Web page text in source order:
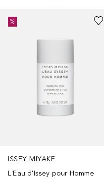
ISSEY MIYAKE
L'Eau d'Issey pour Homme
%